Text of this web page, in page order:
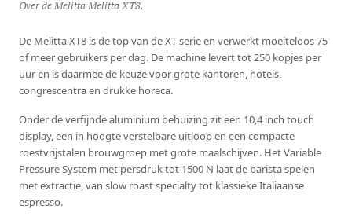
Over de Melitta Melitta XT8.
De Melitta XT8 is de top van de XT serie en verwerkt moeiteloos 75
of meer gebruikers per dag. De machine levert tot 250 kopjes per
uur en is daarmee de keuze voor grote kantoren, hotels,
congrescentra en drukke horeca.
Onder de verfijnde aluminium behuizing zit een 10,4 inch touch
display, een in hoogte verstelbare uitloop en een compacte
roestvrijstalen brouwgroep met grote maalschijven. Het Variable
Pressure System met persdruk tot 1500 N laat de barista spelen
met extractie, van slow roast specialty tot klassieke Italiaanse
espresso.